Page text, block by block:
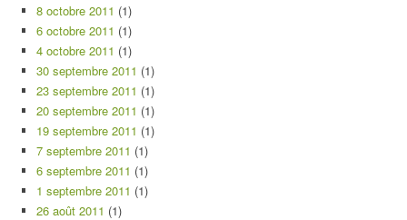
8 octobre 2011 (1)
6 octobre 2011 (1)
4 octobre 2011 (1)
30 septembre 2011 (1)
23 septembre 2011 (1)
20 septembre 2011 (1)
19 septembre 2011 (1)
7 septembre 2011 (1)
6 septembre 2011 (1)
1 septembre 2011 (1)
26 août 2011 (1)